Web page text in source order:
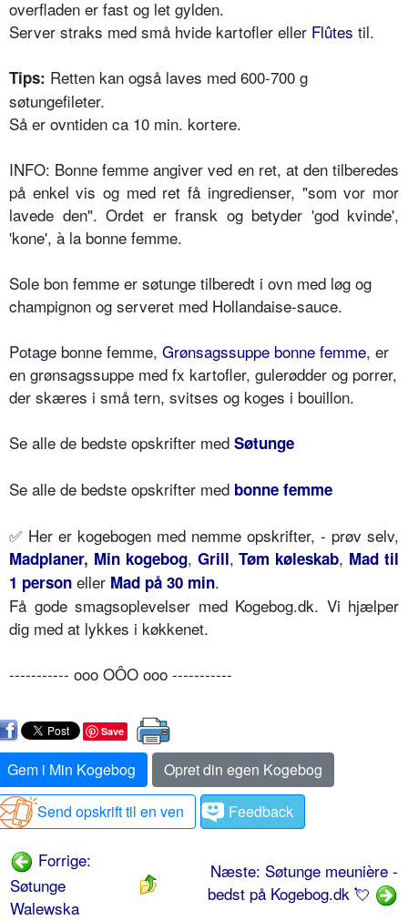
overfladen er fast og let gylden.
Server straks med små hvide kartofler eller Flûtes til.
Tips: Retten kan også laves med 600-700 g
søtungefileter.
Så er ovntiden ca 10 min. kortere.
INFO: Bonne femme angiver ved en ret, at den tilberedes
på enkel vis og med ret få ingredienser, "som vor mor
lavede den". Ordet er fransk og betyder 'god kvinde',
'kone', à la bonne femme.
Sole bon femme er søtunge tilberedt i ovn med løg og
champignon og serveret med Hollandaise-sauce.
Potage bonne femme, Grønsagssuppe bonne femme, er
en grønsagssuppe med fx kartofler, gulerødder og porrer,
der skæres i små tern, svitses og koges i bouillon.
Se alle de bedste opskrifter med Søtunge
Se alle de bedste opskrifter med bonne femme
✅ Her er kogebogen med nemme opskrifter, - prøv selv,
Madplaner, Min kogebog, Grill,Tøm køleskab, Mad til
1 person eller Mad på 30 min.
Få gode smagsoplevelser med Kogebog.dk. Vi hjælper
dig med at lykkes i køkkenet.
----------- ooo OÔO ooo -----------
Save
Gem i Min Kogebog
Opret din egen Kogebog
Send opskrift til en ven
Feedback
Forrige:
Søtunge
Walewska
Næste: Søtunge meunière -
bedst på Kogebog.dk 💘